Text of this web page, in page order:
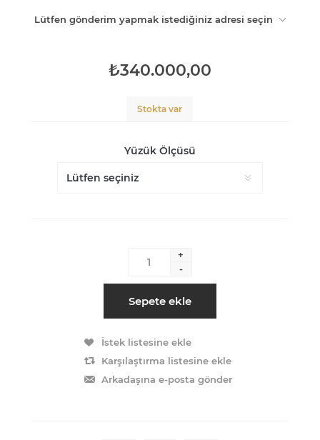
Lütfen gönderim yapmak istediğiniz adresi seçin
₺340.000,00
Stokta var
Yüzük Ölçüsü
+
-
Sepete ekle
İstek listesine ekle
Karşılaştırma listesine ekle
Arkadaşına e-posta gönder